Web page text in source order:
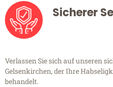
Sicherer
Verlassen Sie sich auf unseren
Gelsenkirchen, der Ihre
behandelt.